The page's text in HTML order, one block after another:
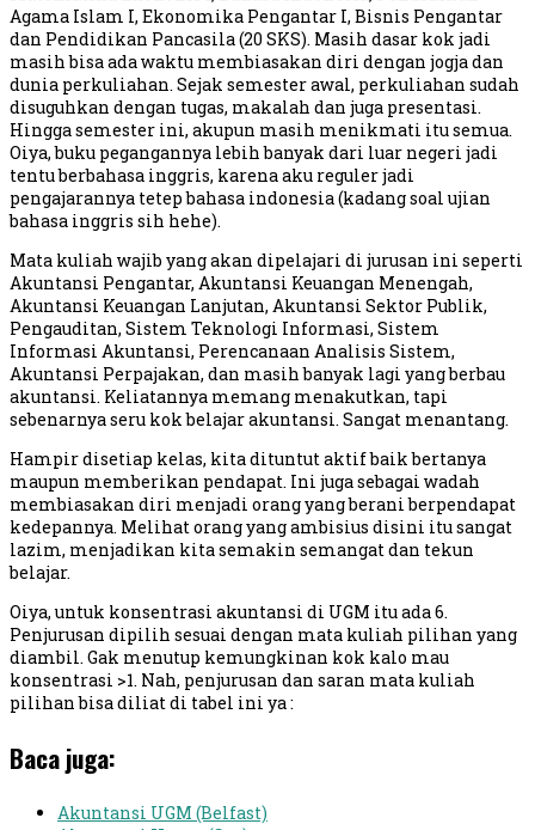
Agama Islam I, Ekonomika Pengantar I, Bisnis Pengantar
dan Pendidikan Pancasila (20 SKS). Masih dasar kok jadi
masih bisa ada waktu membiasakan diri dengan jogja dan
dunia perkuliahan. Sejak semester awal, perkuliahan sudah
disuguhkan dengan tugas, makalah dan juga presentasi.
Hingga semester ini, akupun masih menikmati itu semua.
Oiya, buku pegangannya lebih banyak dari luar negeri jadi
tentu berbahasa inggris, karena aku reguler jadi
pengajarannya tetep bahasa indonesia (kadang soal ujian
bahasa inggris sih hehe).
Mata kuliah wajib yang akan dipelajari di jurusan ini seperti
Akuntansi Pengantar, Akuntansi Keuangan Menengah,
Akuntansi Keuangan Lanjutan, Akuntansi Sektor Publik,
Pengauditan, Sistem Teknologi Informasi, Sistem
Informasi Akuntansi, Perencanaan Analisis Sistem,
Akuntansi Perpajakan, dan masih banyak lagi yang berbau
akuntansi. Keliatannya memang menakutkan, tapi
sebenarnya seru kok belajar akuntansi. Sangat menantang.
Hampir disetiap kelas, kita dituntut aktif baik bertanya
maupun memberikan pendapat. Ini juga sebagai wadah
membiasakan diri menjadi orang yang berani berpendapat
kedepannya. Melihat orang yang ambisius disini itu sangat
lazim, menjadikan kita semakin semangat dan tekun
belajar.
Oiya, untuk konsentrasi akuntansi di UGM itu ada 6.
Penjurusan dipilih sesuai dengan mata kuliah pilihan yang
diambil. Gak menutup kemungkinan kok kalo mau
konsentrasi >1. Nah, penjurusan dan saran mata kuliah
pilihan bisa diliat di tabel ini ya :
Baca juga:
Akuntansi UGM (Belfast)